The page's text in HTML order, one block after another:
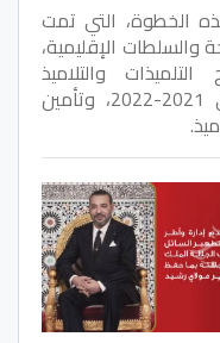
الخطوة، التي تمت
والسلطات الإقليمية،
والتلاميذ
والاستعداد الجيد للدخول المدرسي 2021-2022، وتأمين